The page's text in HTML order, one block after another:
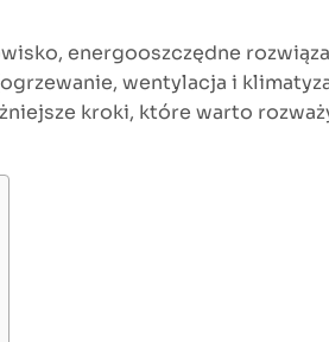
energooszczędne
wentylacja i
kroki, które warto